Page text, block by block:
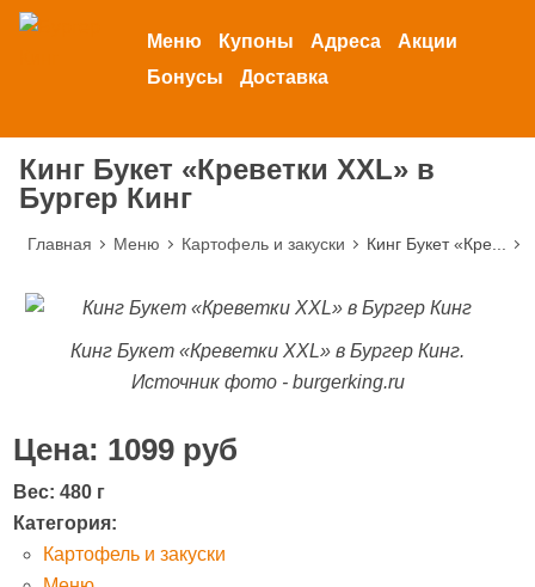
Меню Купоны Адреса
Акции
Бонусы
Доставка
Кинг Букет «Креветки XXL» в
Бургер Кинг
Главная Меню Картофель и закуски Кинг Букет «Кре...
Кинг Букет «Креветки XXL» в Бургер Кинг.
Источник фото - burgerking.ru
Цена: 1099 руб
Вес: 480 г
Категория:
Картофель и закуски